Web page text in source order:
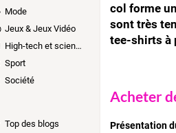
Mode
Jeux & Jeux Vidéo
High-tech et sciences
Sport
Société
Top des blogs
col forme
sont très
tee-shirts à
Acheter
Présentation